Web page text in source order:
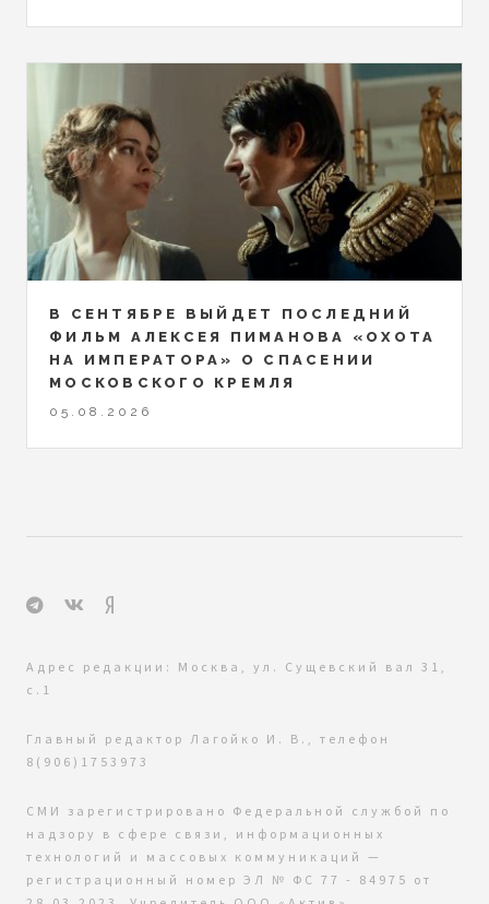
В СЕНТЯБРЕ ВЫЙДЕТ ПОСЛЕДНИЙ
ФИЛЬМ АЛЕКСЕЯ ПИМАНОВА «ОХОТА
НА ИМПЕРАТОРА» О СПАСЕНИИ
МОСКОВСКОГО КРЕМЛЯ
05.08.2026
Адрес редакции: Москва, ул. Сущевский вал 31,
с.1
Главный редактор Лагойко И. В., телефон
8(906)1753973
СМИ зарегистрировано Федеральной службой по
надзору в сфере связи, информационных
технологий и массовых коммуникаций —
регистрационный номер ЭЛ № ФС 77 - 84975 от